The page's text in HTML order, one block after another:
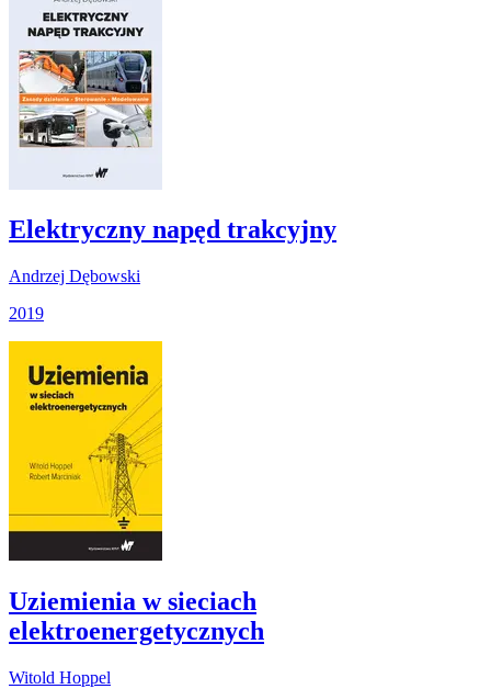
Elektryczny napęd trakcyjny
Andrzej Dębowski
2019
Uziemienia w sieciach
elektroenergetycznych
Witold Hoppel